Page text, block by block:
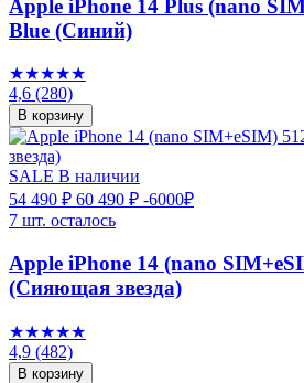
Apple iPhone 14 Plus (nano
Blue (Синий)
★★★★★
4,6 (280)
В корзину
SALE В наличии
54 490 ₽ 60 490 ₽ -6000₽
7 шт. осталось
Apple iPhone 14 (nano
(Сияющая звезда)
★★★★★
4,9 (482)
В корзину